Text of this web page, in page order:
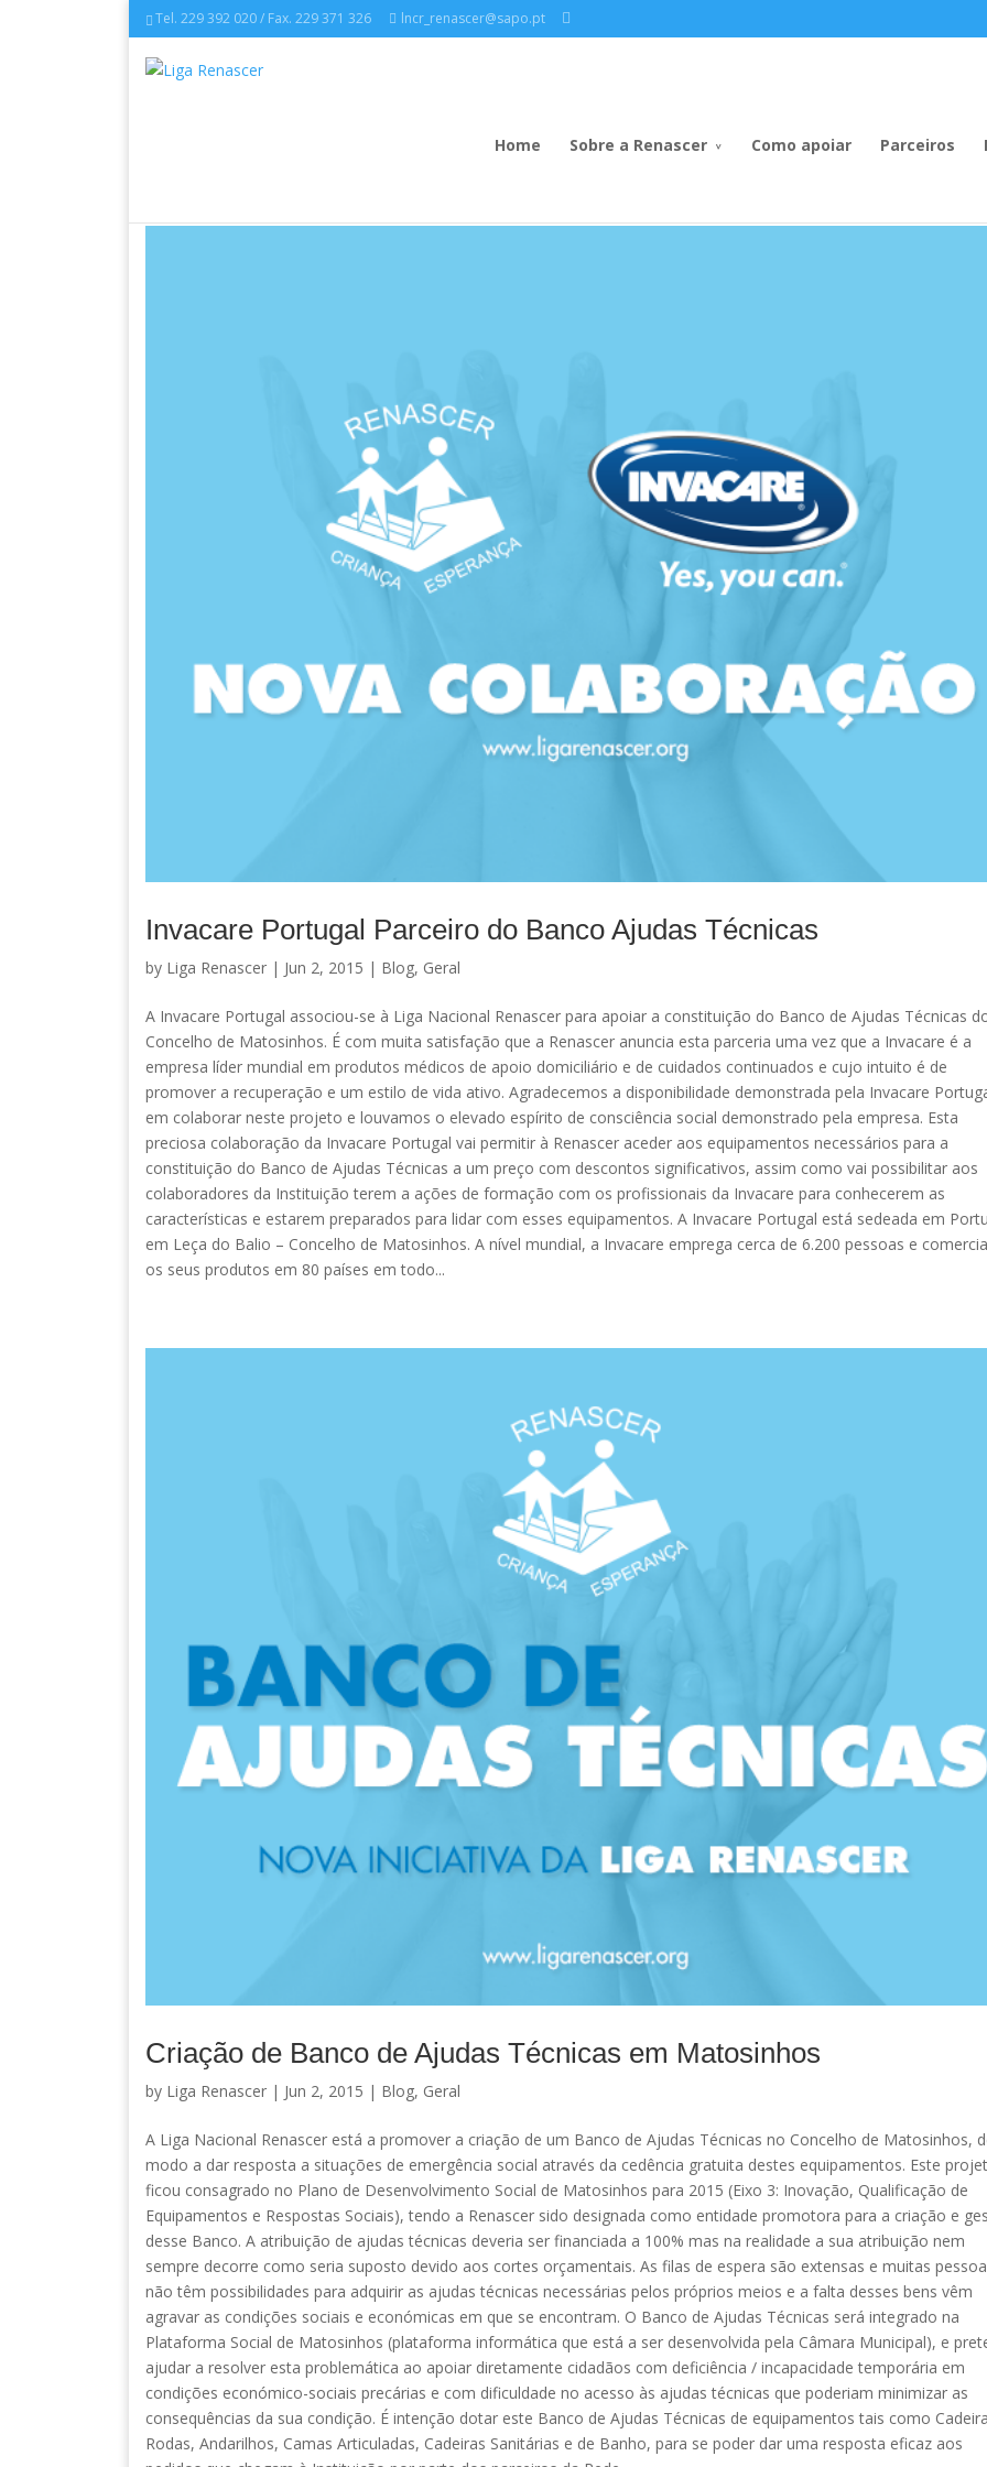
Tel. 229 392 020 / Fax. 229 371 326 lncr_renascer@sapo.pt
Home Sobre a Renascer Como apoiar Parceiros
Invacare Portugal Parceiro do Banco Ajudas Técnicas
by Liga Renascer | Jun 2, 2015 | Blog, Geral
A Invacare Portugal associou-se à Liga Nacional Renascer para apoiar a constituição do Banco de Ajudas Técnicas
Concelho de Matosinhos. É com muita satisfação que a Renascer anuncia esta parceria uma vez que a Invacare é a
empresa líder mundial em produtos médicos de apoio domiciliário e de cuidados continuados e cujo intuito é de
promover a recuperação e um estilo de vida ativo. Agradecemos a disponibilidade demonstrada pela Invacare
em colaborar neste projeto e louvamos o elevado espírito de consciência social demonstrado pela empresa. Esta
preciosa colaboração da Invacare Portugal vai permitir à Renascer aceder aos equipamentos necessários para a
constituição do Banco de Ajudas Técnicas a um preço com descontos significativos, assim como vai possibilitar aos
colaboradores da Instituição terem a ações de formação com os profissionais da Invacare para conhecerem as
características e estarem preparados para lidar com esses equipamentos. A Invacare Portugal está sedeada em
em Leça do Balio – Concelho de Matosinhos. A nível mundial, a Invacare emprega cerca de 6.200 pessoas e
os seus produtos em 80 países em todo...
Criação de Banco de Ajudas Técnicas em Matosinhos
by Liga Renascer | Jun 2, 2015 | Blog, Geral
A Liga Nacional Renascer está a promover a criação de um Banco de Ajudas Técnicas no Concelho de Matosinhos,
modo a dar resposta a situações de emergência social através da cedência gratuita destes equipamentos. Este
ficou consagrado no Plano de Desenvolvimento Social de Matosinhos para 2015 (Eixo 3: Inovação, Qualificação de
Equipamentos e Respostas Sociais), tendo a Renascer sido designada como entidade promotora para a criação e
desse Banco. A atribuição de ajudas técnicas deveria ser financiada a 100% mas na realidade a sua atribuição nem
sempre decorre como seria suposto devido aos cortes orçamentais. As filas de espera são extensas e muitas
não têm possibilidades para adquirir as ajudas técnicas necessárias pelos próprios meios e a falta desses bens vêm
agravar as condições sociais e económicas em que se encontram. O Banco de Ajudas Técnicas será integrado na
Plataforma Social de Matosinhos (plataforma informática que está a ser desenvolvida pela Câmara Municipal), e
ajudar a resolver esta problemática ao apoiar diretamente cidadãos com deficiência / incapacidade temporária em
condições económico-sociais precárias e com dificuldade no acesso às ajudas técnicas que poderiam minimizar as
consequências da sua condição. É intenção dotar este Banco de Ajudas Técnicas de equipamentos tais como
Rodas, Andarilhos, Camas Articuladas, Cadeiras Sanitárias e de Banho, para se poder dar uma resposta eficaz aos